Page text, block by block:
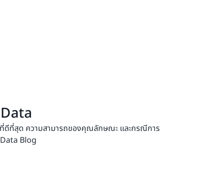
ดีที่สุด ความสามารถของคุณลักษณะ และกรณีการ
Blog